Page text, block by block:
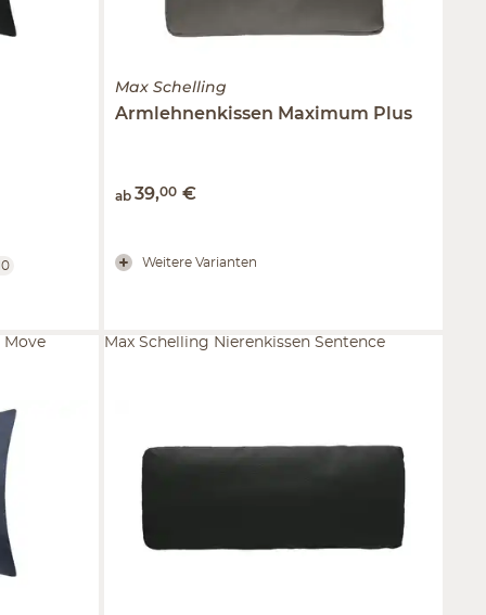
10
Max Schelling
Armlehnenkissen Maximum Plus
ab 39,00 €
Weitere Varianten
Move Max Schelling Nierenkissen Sentence